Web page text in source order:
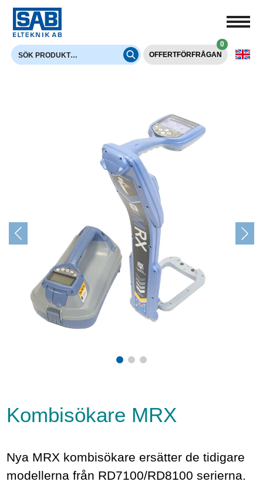
OFFERTFÖRFRÅGAN
0
Kombisökare MRX
Nya MRX kombisökare ersätter de tidigare
modellerna från RD7100/RD8100 serierna.